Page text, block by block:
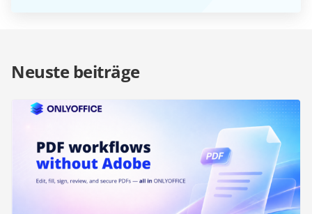
Neuste beiträge